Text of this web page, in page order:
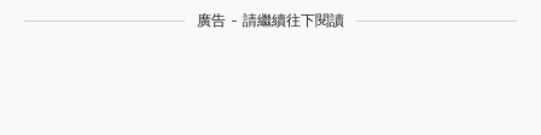
廣告 - 請繼續往下閱讀